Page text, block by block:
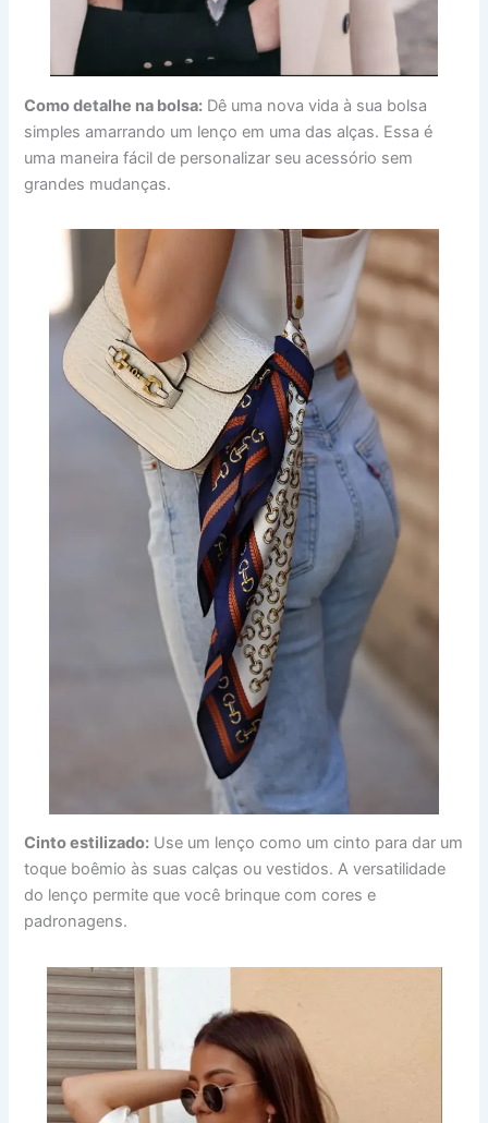
Como detalhe na bolsa: Dê uma nova vida à sua bolsa
simples amarrando um lenço em uma das alças. Essa é
uma maneira fácil de personalizar seu acessório sem
grandes mudanças.
Cinto estilizado: Use um lenço como um cinto para dar um
toque boêmio às suas calças ou vestidos. A versatilidade
do lenço permite que você brinque com cores e
padronagens.